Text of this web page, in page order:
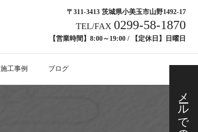
〒311-3413 茨城県小美玉市山野1492-17
TEL/FAX 0299-58-1870
【営業時間】8:00～19:00 / 【定休日】日曜日
施工事例 ブログ
メールでの